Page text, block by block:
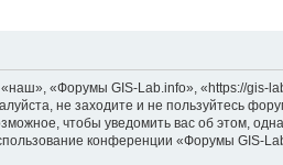
«Форумы GIS-Lab.info», «https://gis-
не заходите и не пользуйтесь
чтобы уведомить вас об этом,
конференции «Форумы GIS-